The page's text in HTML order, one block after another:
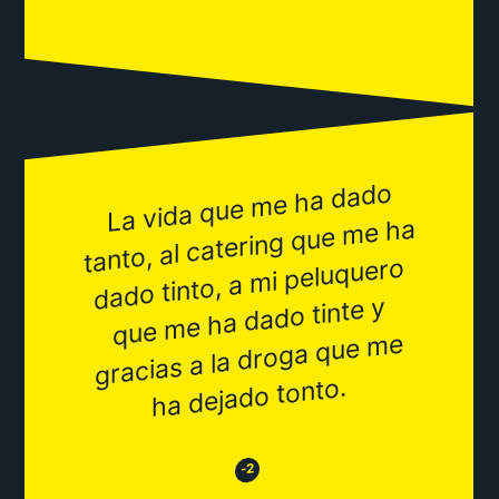
La vida que
me ha dado
tanto, al catering que
me ha
dado tinto, a
mi peluquero
que
me ha dado tinte y
gracias a la droga que
me
ha dejado tonto.
😒 -2 😂